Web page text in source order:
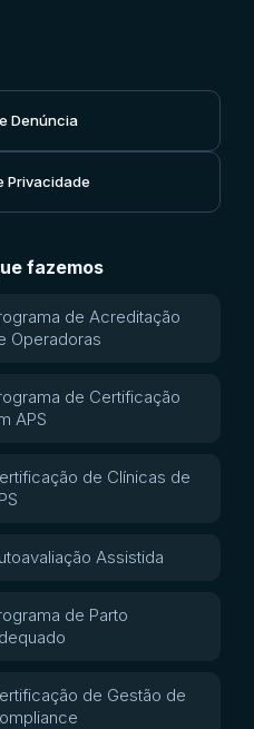
Denúncia
Privacidade
fazemos
de Acreditação
Operadoras
de Certificação
APS
de Clínicas de
Assistida
de Parto
de Gestão de